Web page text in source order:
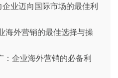
业迈向国际市场的最佳利
海外营销的最佳选择与操
：企业海外营销的必备利